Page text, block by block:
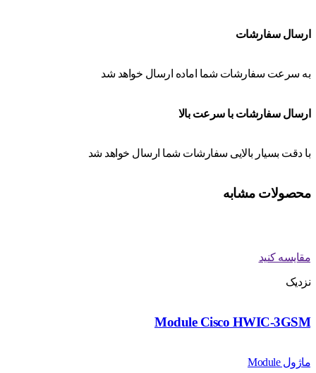
ارسال سفارشات
به سرعت سفارشات شما اماده ارسال خواهد شد
ارسال سفارشات با سرعت بالا
با دقت بسیار بالایی سفارشات شما ارسال خواهد شد
محصولات مشابه
مقایسه کنید
نزدیک
Module Cisco HWIC-3GSM
ماژول Module